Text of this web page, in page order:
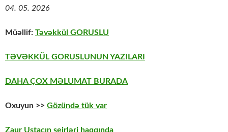
04. 05. 2026
Müəllif: Təvəkkül GORUSLU
TƏVƏKKÜL GORUSLUNUN YAZILARI
DAHA ÇOX MƏLUMAT BURADA
Oxuyun >> Gözündə tük var
Zaur Ustacın şeirləri haqqında